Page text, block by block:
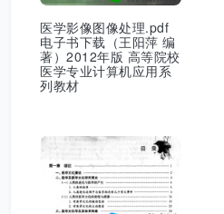
医学影像图像处理.pdf
电子书下载（王阳萍 编
著）2012年版 高等院校
医学专业计算机应用系
列教材